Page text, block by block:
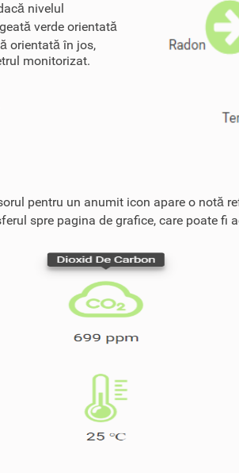
nivelul
verde orientată
orientată în jos,
monitorizat.
pentru un anumit icon apare o notă
spre pagina de grafice, care poate fi